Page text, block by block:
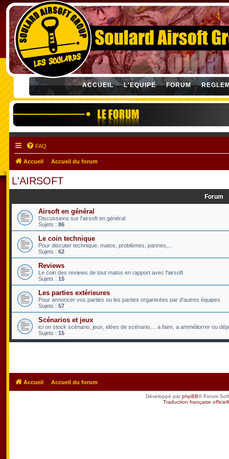
ACCUEIL L'EQUIPE FORUM
FAQ
Accueil Accueil du forum
L'AIRSOFT
Forum
Airsoft en général
Discussions sur l'airsoft en général
Sujets : 86
Le coin technique
Pour discuter technique, matos, problèmes, pannes,...
Sujets : 62
Reviews
Le coin des reviews de tout matos en rapport avec l'airsoft
Sujets : 15
Les parties extérieures
Pour annoncer vos parties ou les parties organisées par d'autres équipes
Sujets : 57
Scénarios et jeux
ici on stock scénario, jeux, idées de scénario,... a faire, a amméliorrer ou
Sujets : 15
Accueil Accueil du forum
Développé parphpBB® Forum
Traduction française